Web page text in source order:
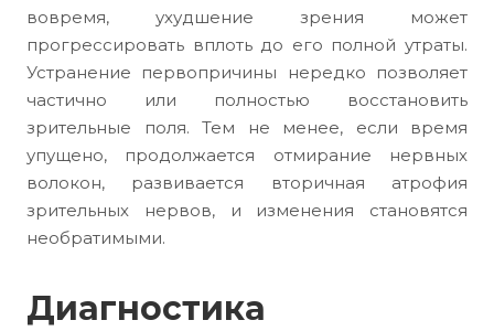
вовремя, ухудшение зрения может
прогрессировать вплоть до его полной утраты.
Устранение первопричины нередко позволяет
частично или полностью восстановить
зрительные поля. Тем не менее, если время
упущено, продолжается отмирание нервных
волокон, развивается вторичная атрофия
зрительных нервов, и изменения становятся
необратимыми.
Диагностика